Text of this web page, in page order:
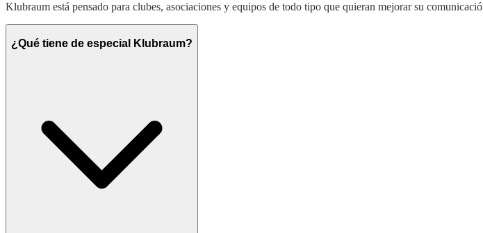
Klubraum está pensado para clubes, asociaciones y equipos de todo tipo que quieran mejorar su
¿Qué tiene de especial Klubraum?